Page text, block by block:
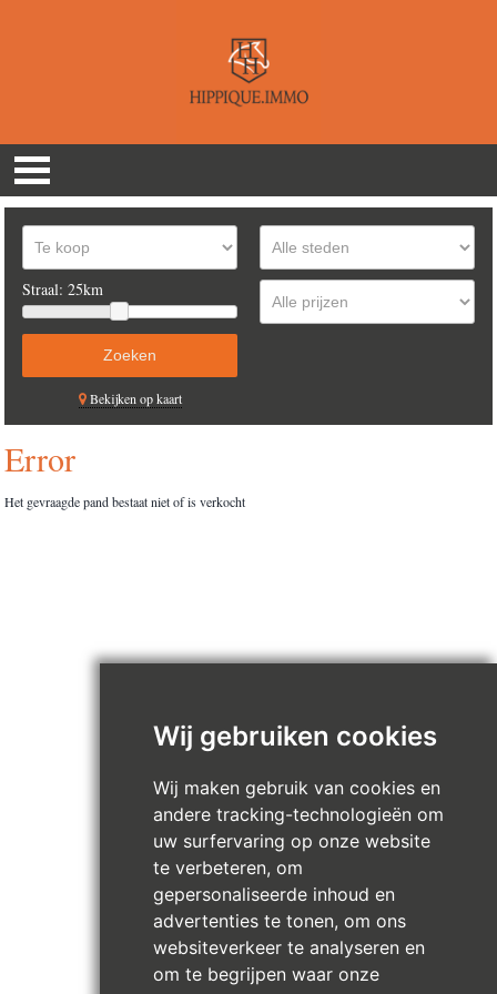
Wij gebruiken cookies
Wij maken gebruik van cookies en
andere tracking-technologieën om
uw surfervaring op onze website
te verbeteren, om
gepersonaliseerde inhoud en
advertenties te tonen, om ons
websiteverkeer te analyseren en
om te begrijpen waar onze
Straal:25km
Bekijken op kaart
Error
Het gevraagde pand bestaat niet of is verkocht